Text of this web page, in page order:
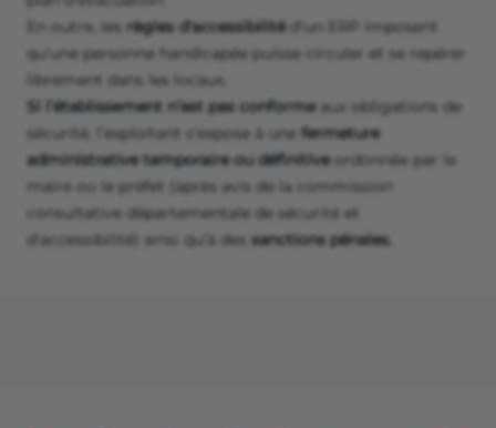
En outre, les règles d'accessibilitéd'un ERP imposent
qu'une personne handicapée puisse circuler et se repérer
librement dans les locaux.
Si l’établissement n’est pas conformeaux obligations de
sécurité, l’exploitant s’expose à une fermeture
administrative temporaire ou définitiveordonnée par le
maire ou le préfet (après avis de la commission
consultative départementale de sécurité et
d'accessibilité) ainsi qu’à des sanctions pénales.